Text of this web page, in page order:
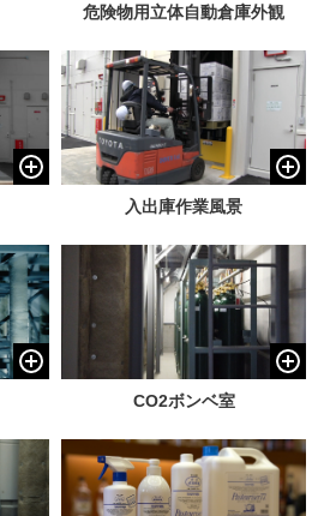
危険物用立体自動倉庫外観
入出庫作業風景
CO2ボンベ室